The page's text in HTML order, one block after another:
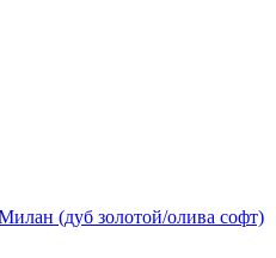
(дуб золотой/олива софт)